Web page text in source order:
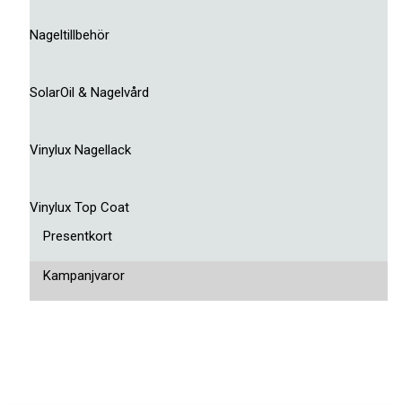
Nageltillbehör
SolarOil & Nagelvård
Vinylux Nagellack
Vinylux Top Coat
Presentkort
Kampanjvaror